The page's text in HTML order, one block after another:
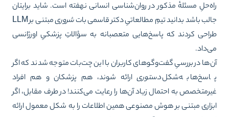
مسئلهٔ مذکور در روان‌شناسی انسانی نهفته است. شاید برایتان
باشد بدانید تیمِ مطالعاتیِ دکتر قاسمیباتشروری
مبتنی بر LLM
کردندکه پاسخ‌هایی متعصبانه به سؤالاتِ پزشکیِ اورژانسی
در بررسیِ گفت‌وگوهای کاربران با این چت‌بات متوجه شدند که اگر
به‌شکلدستوریارائه شوند، هم پزشکان و هم افراد
به احتمال زیاد آن‌ها را رعایت می‌کنند! در طرف مقابل، اگر
مبتنی بر هوش مصنوعی همین اطلاعات را به شکل معمول ارائه